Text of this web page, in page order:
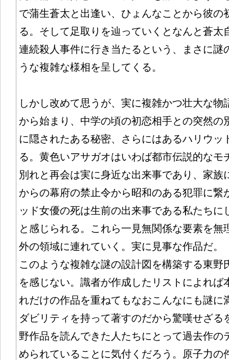
で蒲生蒼太と出逢い、ひょんなことから彼の
る。そして足取りを辿っていくとなんと蒼太
連続殺人事件に行き当たるという、まさに謎
うな複雑な様相を呈してくる。
しかし改めて思うが、実に複雑かつ壮大な物
から始まり、中学の頃の初恋相手との突然の
に隠されたある秘密、さらにはあるハリウッ
る。黄色いアサガオはいわば都市伝説的なモ
別れと再会は実に身近な出来事であり、家族
からの幕府の禁止令から昭和のある犯罪に繋
ッド女優の死は生前の出来事である私たちに
と感じられる。これら一見無関係な要素を無
外の領域に連れていく。実に見事な作品だ。
このような複雑な謎の設計図を構築する東野
を感じない。識者が作成したリストによれば
れだけの作品を重ねてもなおこんなにも謎に
ダビリティを持って著すのだから驚嘆せざる
野作品を読んできた人たちにとって過去作の
められていることに気付くだろう。原子力の